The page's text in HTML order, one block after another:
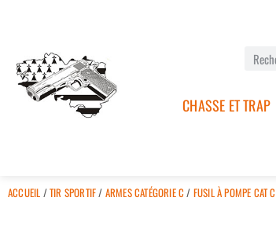
CHASSE ET TRAP
ACCUEIL /TIR SPORTIF/ ARMES CATÉGORIE C/ FUSIL À POMPE CAT C